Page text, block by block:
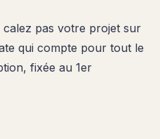
calez pas votre projet sur
qui compte pour tout le
fixée au 1er